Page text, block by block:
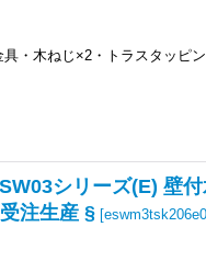
・木ねじ×2・トラスタッピ
シリーズ(E) 壁
注生産 § [eswm3tsk206e0